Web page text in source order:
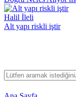
Halil İleli
Alt yapı riskli iştir